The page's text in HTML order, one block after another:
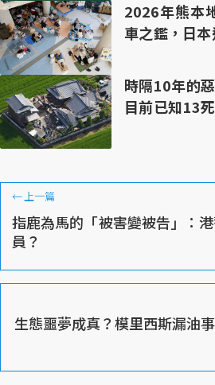
2026年熊本
車之鑑，日
時隔10年的
目前已知13
←上一篇
指鹿為馬的「被害變被告」：
員？
生態噩夢成真？模里西斯漏油